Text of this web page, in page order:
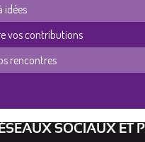
idées
vos contributions
rencontres
SOCIAUX ET